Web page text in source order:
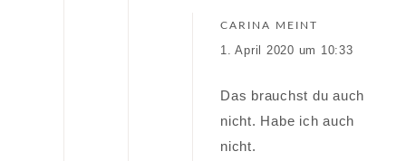
CARINA MEINT
1. April 2020 um 10:33
Das brauchst du auch
nicht. Habe ich auch
nicht.